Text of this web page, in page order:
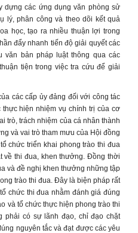
dựng các ứng dụng văn phòng sử
lý, phân công và theo dõi kết quả
học, tạo ra nhiều thuận lợi trong
đẩy nhanh tiến độ giải quyết các
văn bản pháp luật thông qua các
tiện trong việc tra cứu để giải
các cấp ủy đảng đối với công tác
hiện nhiệm vụ chính trị của cơ
trò, trách nhiệm của cá nhân thành
và vai trò tham mưu của Hội đồng
chức triển khai phong trào thi đua
về thi đua, khen thưởng. Đồng thời
và đề nghị khen thưởng những tập
trào thi đua. Đây là biện pháp rất
chức thi đua nhằm đánh giá đúng
và tổ chức thực hiện phong trào thi
phải có sự lãnh đạo, chỉ đạo chặt
nguyên tắc và đạt được các yêu